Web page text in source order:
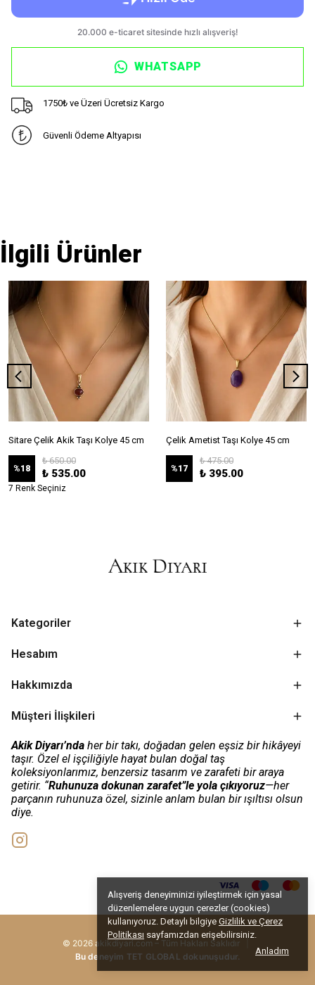
Alışveriş deneyiminizi iyileştirmek için yasal
düzenlemelere uygun çerezler (cookies)
kullanıyoruz. Detaylı bilgiye Gizlilik ve Çerez
Politikası sayfamızdan erişebilirsiniz.
Anladım
WHATSAPP
1750₺ ve Üzeri Ücretsiz Kargo
Güvenli Ödeme Altyapısı
İlgili Ürünler
Sitare Çelik Akik Taşı Kolye 45 cm
%18
₺ 650.00
₺ 535.00
7 Renk Seçiniz
Çelik Ametist Taşı Kolye 45 cm
%17
₺ 475.00
₺ 395.00
Kategoriler
Hesabım
Hakkımızda
Müşteri İlişkileri
Akik Diyarı’nda her bir takı, doğadan gelen eşsiz bir hikâyeyi
taşır. Özel el işçiliğiyle hayat bulan doğal taş
koleksiyonlarımız, benzersiz tasarım ve zarafeti bir araya
getirir. “Ruhunuza dokunan zarafet”le yola çıkıyoruz—her
parçanın ruhunuza özel, sizinle anlam bulan bir ışıltısı olsun
diye.
© 2026 akikdiyari.com – Tüm Hakları Saklıdır
Bu deneyim TET GLOBAL dokunuşudur.